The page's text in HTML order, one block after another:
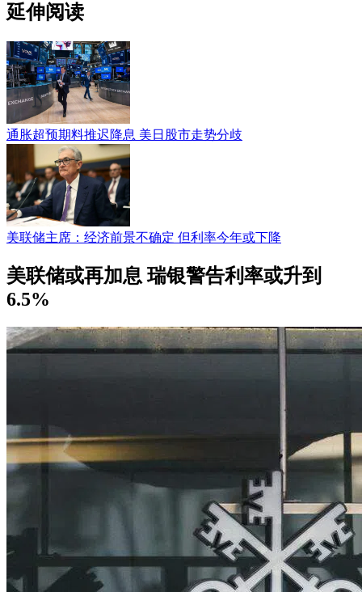
延伸阅读
通胀超预期料推迟降息 美日股市走势分歧
美联储主席：经济前景不确定 但利率今年或下降
美联储或再加息 瑞银警告利率或升到
6.5%